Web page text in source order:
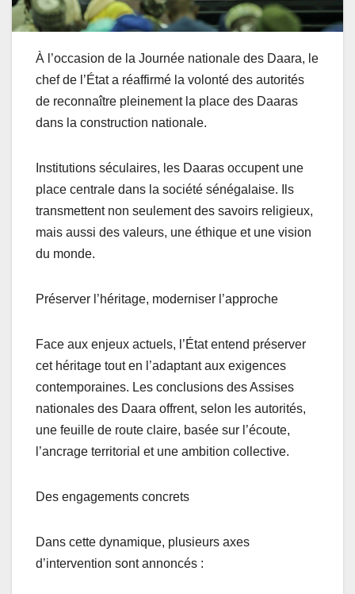
À l’occasion de la Journée nationale des Daara, le
chef de l’État a réaffirmé la volonté des autorités
de reconnaître pleinement la place des Daaras
dans la construction nationale.
Institutions séculaires, les Daaras occupent une
place centrale dans la société sénégalaise. Ils
transmettent non seulement des savoirs religieux,
mais aussi des valeurs, une éthique et une vision
du monde.
Préserver l’héritage, moderniser l’approche
Face aux enjeux actuels, l’État entend préserver
cet héritage tout en l’adaptant aux exigences
contemporaines. Les conclusions des Assises
nationales des Daara offrent, selon les autorités,
une feuille de route claire, basée sur l’écoute,
l’ancrage territorial et une ambition collective.
Des engagements concrets
Dans cette dynamique, plusieurs axes
d’intervention sont annoncés :